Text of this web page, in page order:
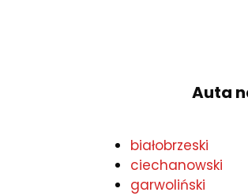
Auta
białobrzeski
ciechanowski
garwoliński